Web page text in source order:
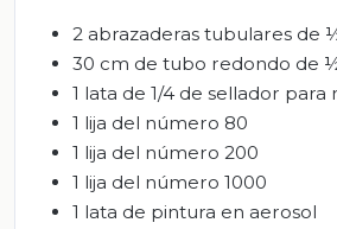
2 abrazaderas tubulares de
30 cm de tubo redondo de
1 lata de 1/4 de sellador para
1 lija del número 80
1 lija del número 200
1 lija del número 1000
1 lata de pintura en aerosol